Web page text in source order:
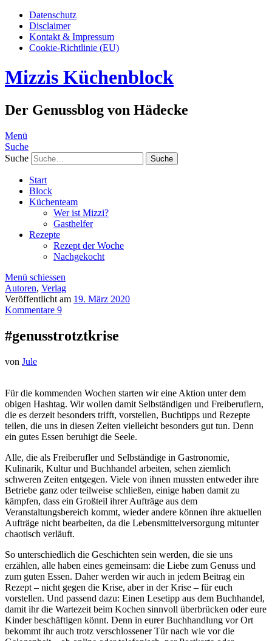
Datenschutz
Disclaimer
Kontakt & Impressum
Cookie-Richtlinie (EU)
Mizzis Küchenblock
Der Genussblog von Hädecke
Menü
Suche
Suche
Start
Block
Küchenteam
Wer ist Mizzi?
Gasthelfer
Rezepte
Rezept der Woche
Nachgekocht
Menü schiessen
Autoren, Verlag
Veröffentlicht am 19. März 2020
Kommentare 9
#genusstrotztkrise
von Jule
Für die kommenden Wochen starten wir eine Aktion unter dem
obigen Hashtag. Wir wollen damit Selbständigen und Freiberuflern,
die es derzeit besonders trifft, vorstellen, Buchtipps und Rezepte
teilen, die uns in diesen Zeiten vielleicht besonders gut tun. Denn
ein gutes Essen beruhigt die Seele.
Alle, die als Freiberufler und Selbständige in Gastronomie,
Kulinarik, Kultur und Buchhandel arbeiten, sehen ziemlich
schweren Zeiten entgegen. Viele von ihnen mussten entweder ihre
Betriebe ganz oder teilweise schließen, einige haben damit zu
kämpfen, dass ein Großteil ihrer Aufträge aus dem
Veranstaltungsbereich kommt, wieder andere können ihre aktuellen
Aufträge nicht bearbeiten, da die Lebensmittelversorgung mitunter
chaotisch verläuft.
So unterschiedlich die Geschichten sein werden, die sie uns
erzählen, alle haben eines gemeinsam: die Liebe zum Genuss und
zum guten Essen. Daher werden wir auch in jedem Beitrag ein
Rezept – nicht gegen die Krise, aber in der Krise – für euch
vorstellen. Und passend dazu: Einen Lesetipp aus dem Buchhandel,
damit ihr die Wartezeit beim Kochen sinnvoll überbrücken oder eure
Kinder beschäftigen könnt. Denn in eurer Buchhandlung vor Ort
bekommt ihr auch trotz verschlossener Tür nach wie vor die